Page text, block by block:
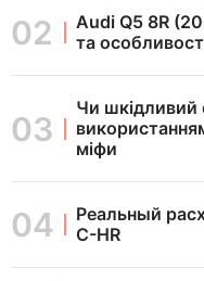
Audi Q5 8R
та
Чи шкідливий
міфи
Реальный
C-HR